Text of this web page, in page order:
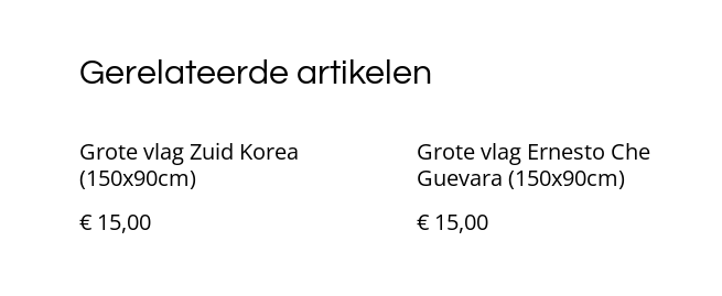
Gerelateerde artikelen
Grote vlag Zuid Korea
(150x90cm)
€ 15,00
Grote vlag Ernesto Che
Guevara (150x90cm)
€ 15,00